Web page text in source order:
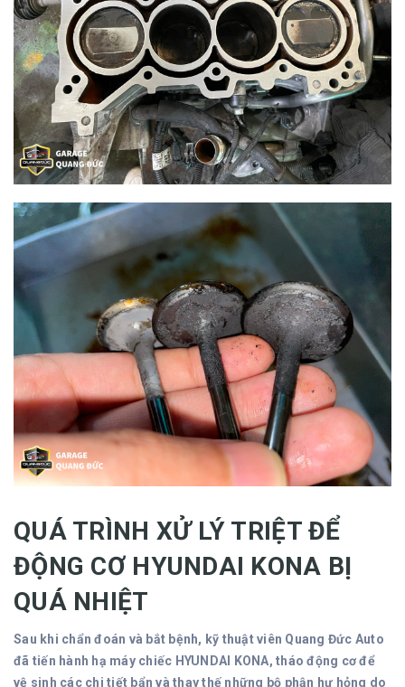
QUÁ TRÌNH XỬ LÝ TRIỆT ĐỂ
ĐỘNG CƠ HYUNDAI KONA BỊ
QUÁ NHIỆT
Sau khi chẩn đoán và bắt bệnh, kỹ thuật viên Quang Đức Auto
đã tiến hành hạ máy chiếc HYUNDAI KONA, tháo động cơ để
vệ sinh các chi tiết bẩn và thay thế những bộ phận hư hỏng do